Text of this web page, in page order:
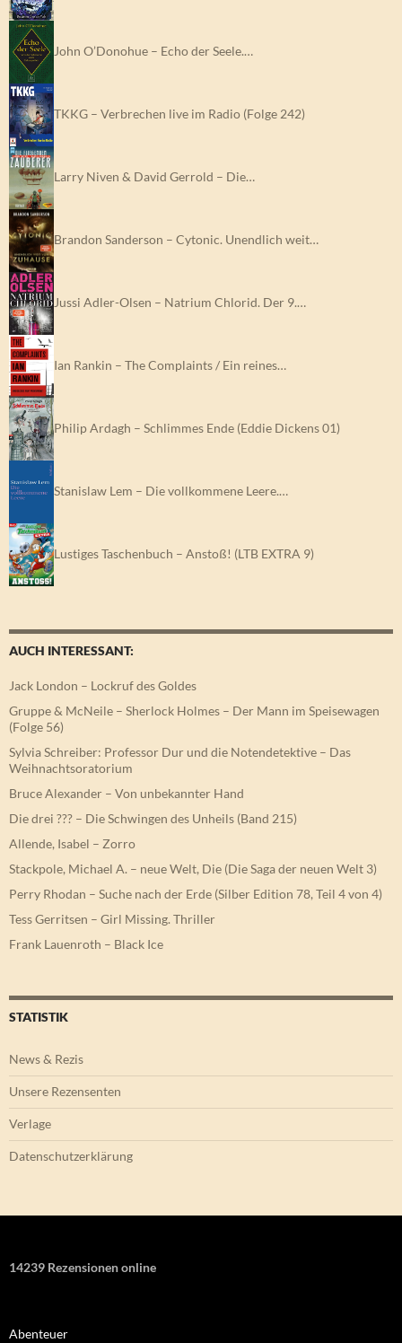
John O’Donohue – Echo der Seele.…
TKKG – Verbrechen live im Radio (Folge 242)
Larry Niven & David Gerrold – Die…
Brandon Sanderson – Cytonic. Unendlich weit…
Jussi Adler-Olsen – Natrium Chlorid. Der 9.…
Ian Rankin – The Complaints / Ein reines…
Philip Ardagh – Schlimmes Ende (Eddie Dickens 01)
Stanislaw Lem – Die vollkommene Leere.…
Lustiges Taschenbuch – Anstoß! (LTB EXTRA 9)
AUCH INTERESSANT:
Jack London – Lockruf des Goldes
Gruppe & McNeile – Sherlock Holmes – Der Mann im Speisewagen
(Folge 56)
Sylvia Schreiber: Professor Dur und die Notendetektive – Das
Weihnachtsoratorium
Bruce Alexander – Von unbekannter Hand
Die drei ??? – Die Schwingen des Unheils (Band 215)
Allende, Isabel – Zorro
Stackpole, Michael A. – neue Welt, Die (Die Saga der neuen Welt 3)
Perry Rhodan – Suche nach der Erde (Silber Edition 78, Teil 4 von 4)
Tess Gerritsen – Girl Missing. Thriller
Frank Lauenroth – Black Ice
STATISTIK
News & Rezis
Unsere Rezensenten
Verlage
Datenschutzerklärung
14239 Rezensionen online
Abenteuer